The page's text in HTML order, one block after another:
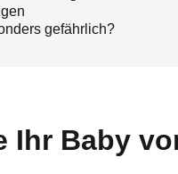
gefährlich?
Ihr Baby